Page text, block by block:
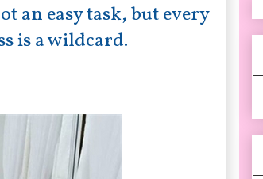
an easy task, but every
is a wildcard.